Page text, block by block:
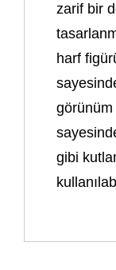
zarif bir
harf
görünüm
gibi